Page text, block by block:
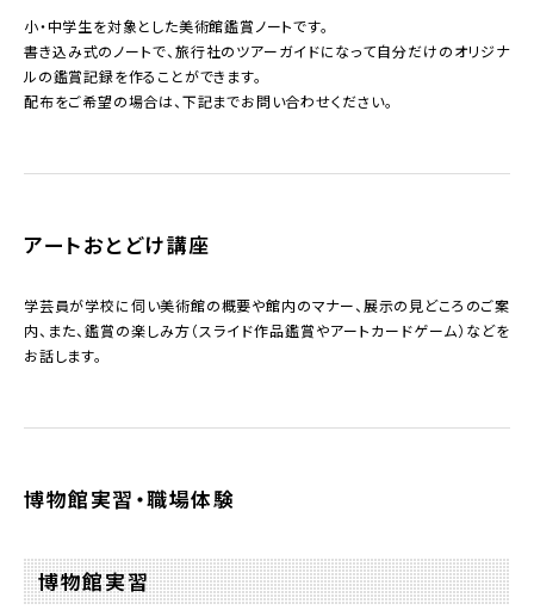
小・中学生を対象とした美術館鑑賞ノートです。
書き込み式のノートで、旅行社のツアーガイドになって自分だけのオリジナ
ルの鑑賞記録を作ることができます。
配布をご希望の場合は、下記までお問い合わせください。
アートおとどけ講座
学芸員が学校に伺い美術館の概要や館内のマナー、展示の見どころのご案
内、また、鑑賞の楽しみ方（スライド作品鑑賞やアートカードゲーム）などを
お話します。
博物館実習・職場体験
博物館実習